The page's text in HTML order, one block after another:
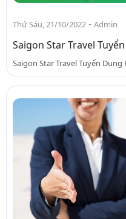
Thứ Sáu, 21/10/2022 - Admin
Saigon Star Travel
Saigon Star Travel Tuyển Dụng